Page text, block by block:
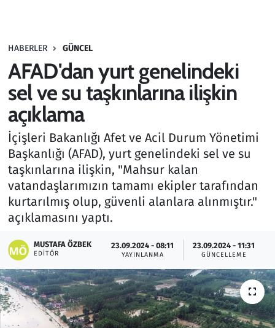
HABERLER GÜNCEL
AFAD'dan yurt genelindeki
sel ve su taşkınlarına ilişkin
açıklama
İçişleri Bakanlığı Afet ve Acil Durum Yönetimi
Başkanlığı (AFAD), yurt genelindeki sel ve su
taşkınlarına ilişkin, "Mahsur kalan
vatandaşlarımızın tamamı ekipler tarafından
kurtarılmış olup, güvenli alanlara alınmıştır."
açıklamasını yaptı.
MUSTAFA ÖZBEK
EDITÖR
23.09.2024 - 08:11
YAYINLANMA
23.09.2024 - 11:31
GÜNCELLEME
Haber
Kültür Sanat
Kurumsal Haberler
Lezzet Durağı
Memur ve Kamu
Otomobil
Oyun
Ramazan
Resmi İlanlar